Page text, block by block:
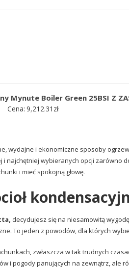
Mynute Boiler Green 25BSI Z
Cena: 9,212.31 zł
wydajne i ekonomiczne sposoby
i najchętniej wybieranych opcji
i mieć spokojną głowę.
decydujesz się na niesamowitą
To jeden z powodów, dla których
zwłaszcza w tak trudnych
i pogody panujących na zewnątrz, ale